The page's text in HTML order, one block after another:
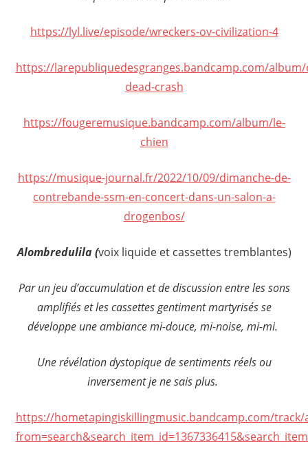
https://lyl.live/episode/wreckers-ov-civilization-4
https://larepubliquedesgranges.bandcamp.com/album/
dead-crash
https://fougeremusique.bandcamp.com/album/le-
chien
https://musique-journal.fr/2022/10/09/dimanche-de-
contrebande-ssm-en-concert-dans-un-salon-a-
drogenbos/
Alombredulila (voix liquide et cassettes tremblantes)
Par un jeu d’accumulation et de discussion entre les sons
amplifiés et les cassettes gentiment martyrisés se
développe une ambiance mi-douce, mi-noise, mi-mi.
Une révélation dystopique de sentiments réels ou
inversement je ne sais plus.
https://hometapingiskillingmusic.bandcamp.com/track/